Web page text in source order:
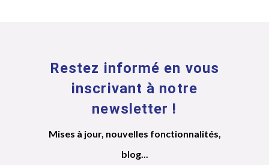
Restez informé en vous
inscrivant à notre
newsletter !
Mises à jour, nouvelles fonctionnalités,
blog...